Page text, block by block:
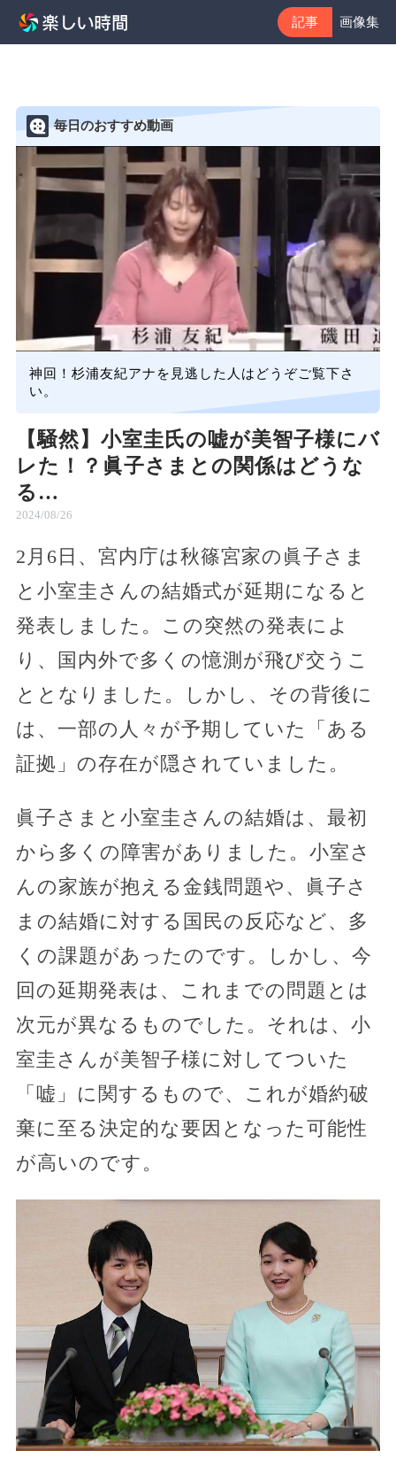
記事 画像集
毎日のおすすめ動画
神回！杉浦友紀アナを見逃した人はどうぞご覧下さ
い。
【騒然】小室圭氏の嘘が美智子様にバ
レた！？眞子さまとの関係はどうな
る…
2024/08/26
2月6日、宮内庁は秋篠宮家の眞子さま
と小室圭さんの結婚式が延期になると
発表しました。この突然の発表によ
り、国内外で多くの憶測が飛び交うこ
ととなりました。しかし、その背後に
は、一部の人々が予期していた「ある
証拠」の存在が隠されていました。
眞子さまと小室圭さんの結婚は、最初
から多くの障害がありました。小室さ
んの家族が抱える金銭問題や、眞子さ
まの結婚に対する国民の反応など、多
くの課題があったのです。しかし、今
回の延期発表は、これまでの問題とは
次元が異なるものでした。それは、小
室圭さんが美智子様に対してついた
「嘘」に関するもので、これが婚約破
棄に至る決定的な要因となった可能性
が高いのです。